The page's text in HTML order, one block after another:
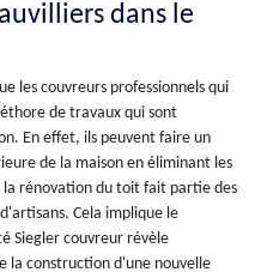
dans le
les couvreurs professionnels qui
de travaux qui sont
En effet, ils peuvent faire un
de la maison en éliminant les
la rénovation du toit fait partie des
Cela implique le
Siegler couvreur révèle
la construction d'une nouvelle